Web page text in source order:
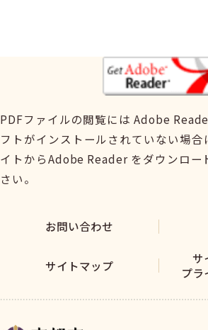
PDFファイルの閲覧には Adobe
フトがインストールされていない場
イトからAdobe Reader をダウンロー
さい。
お問い合わせ
サイトマップ
サ
プラ